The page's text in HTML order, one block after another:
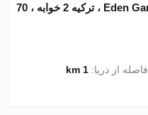
آپارتمان در در Eden Garden Yeni Bogazici ، ترکیه 2 خوابه ، 70
فاصله از دریا:1 km